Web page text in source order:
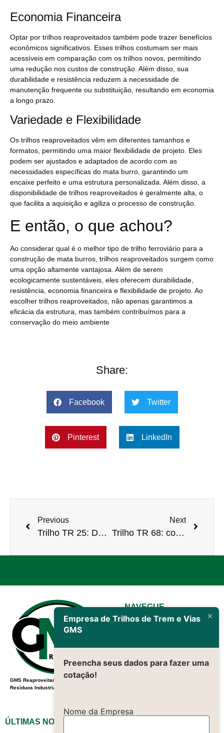
Economia Financeira
Optar por trilhos reaproveitados também pode trazer benefícios
econômicos significativos. Esses trilhos costumam ser mais
acessíveis em comparação com os trilhos novos, permitindo
uma redução nos custos de construção. Além disso, sua
durabilidade e resistência reduzem a necessidade de
manutenção frequente ou substituição, resultando em economia
a longo prazo.
Variedade e Flexibilidade
Os trilhos reaproveitados vêm em diferentes tamanhos e
formatos, permitindo uma maior flexibilidade de projeto. Eles
podem ser ajustados e adaptados de acordo com as
necessidades específicas do mata burro, garantindo um
encaixe perfeito e uma estrutura personalizada. Além disso, a
disponibilidade de trilhos reaproveitados é geralmente alta, o
que facilita a aquisição e agiliza o processo de construção.
E então, o que achou?
Ao considerar qual é o melhor tipo de trilho ferroviário para a
construção de mata burros, trilhos reaproveitados surgem como
uma opção altamente vantajosa. Além de serem
ecologicamente sustentáveis, eles oferecem durabilidade,
resistência, economia financeira e flexibilidade de projeto. Ao
escolher trilhos reaproveitados, não apenas garantimos a
eficácia da estrutura, mas também contribuímos para a
conservação do meio ambiente
Share:
Facebook Twitter
Pinterest LinkedIn
Previous
Trilho TR 25: Detalhes, Preços e Como Comprar
Next
Trilho TR 68: conheça mais sobre!
GMS Reaproveitamento de
Resíduos Industriais
NAVEGUE
Produtos
ÚLTIMAS NOTÍCIAS
Empresa de Trilhos de Trem e Vias
GMS
Preencha seus dados para fazer uma
cotação!
Nome da Empresa